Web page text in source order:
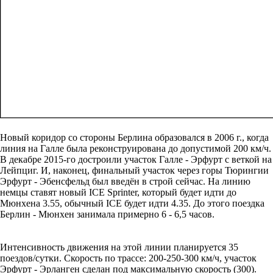
Новый коридор со стороны Берлина образовался в 2006 г., когда
линия на Галле была реконструирована до допустимой 200 км/ч.
В декабре 2015-го достроили участок Галле - Эрфурт с веткой на
Лейпциг. И, наконец, финальный участок через горы Тюрингии
Эрфурт - Эбенсфельд был введён в строй сейчас. На линию
немцы ставят новый ICE Sprinter, который будет идти до
Мюнхена 3.55, обычный ICE будет идти 4.35. До этого поездка
Берлин - Мюнхен занимала примерно 6 - 6,5 часов.
Интенсивность движения на этой линии планируется 35
поездов/сутки. Скорость по трассе: 200-250-300 км/ч, участок
Эрфурт - Эрланген сделан под максимальную скорость (300).